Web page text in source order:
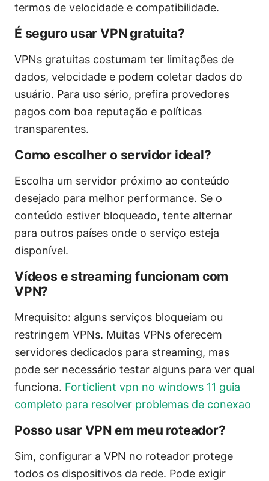
termos de velocidade e compatibilidade.
É seguro usar VPN gratuita?
VPNs gratuitas costumam ter limitações de
dados, velocidade e podem coletar dados do
usuário. Para uso sério, prefira provedores
pagos com boa reputação e políticas
transparentes.
Como escolher o servidor ideal?
Escolha um servidor próximo ao conteúdo
desejado para melhor performance. Se o
conteúdo estiver bloqueado, tente alternar
para outros países onde o serviço esteja
disponível.
Vídeos e streaming funcionam com
VPN?
Mrequisito: alguns serviços bloqueiam ou
restringem VPNs. Muitas VPNs oferecem
servidores dedicados para streaming, mas
pode ser necessário testar alguns para ver qual
funciona. Forticlient vpn no windows 11 guia
completo para resolver problemas de conexao
Posso usar VPN em meu roteador?
Sim, configurar a VPN no roteador protege
todos os dispositivos da rede. Pode exigir